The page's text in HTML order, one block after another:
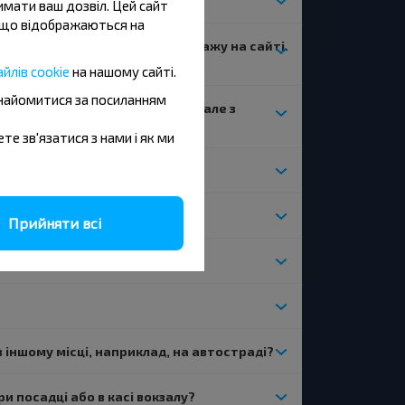
але він відкритий для продажу на сайті.
часом відправлення, але з
місці, наприклад, на автостраді?
посадці або в касі вокзалу?
ваш дозвіл. Цей сайт
що відображаються на
cookie на нашому сайті.
за посиланням
зв'язатися з нами і як ми
Прийняти всі